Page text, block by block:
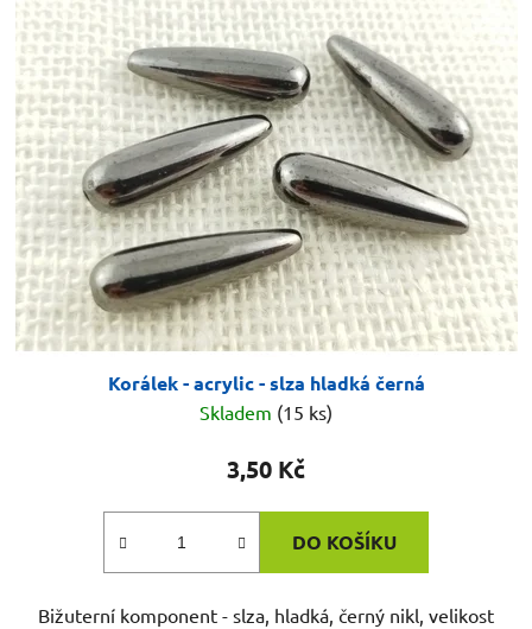
Korálek - acrylic - slza hladká černá
Skladem (15 ks)
3,50 Kč
DO KOŠÍKU
Bižuterní komponent - slza, hladká, černý nikl, velikost